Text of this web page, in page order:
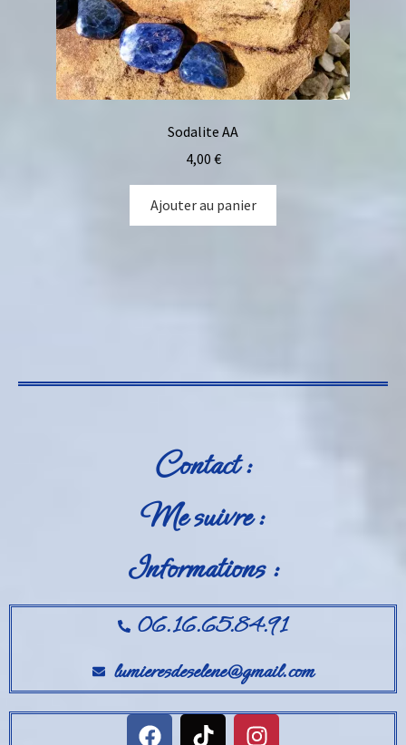
Sodalite AA
4,00 €
Ajouter au panier
Contact :
Me suivre :
Informations :
06.16.65.84.91
lumieresdeselene@gmail.com